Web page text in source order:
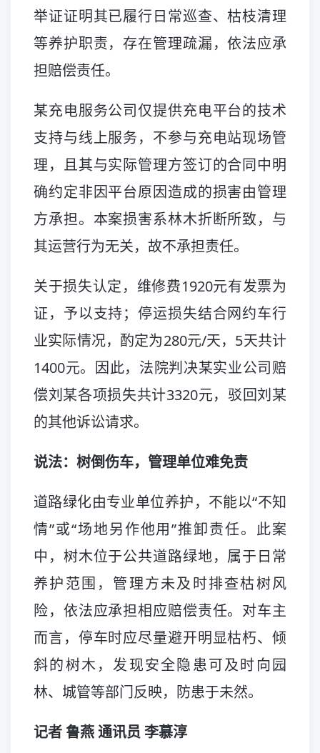
举证证明其已履行日常巡查、枯枝清理
等养护职责，存在管理疏漏，依法应承
担赔偿责任。
某充电服务公司仅提供充电平台的技术
支持与线上服务，不参与充电站现场管
理，且其与实际管理方签订的合同中明
确约定非因平台原因造成的损害由管理
方承担。本案损害系林木折断所致，与
其运营行为无关，故不承担责任。
关于损失认定，维修费1920元有发票为
证，予以支持；停运损失结合网约车行
业实际情况，酌定为280元/天，5天共计
1400元。因此，法院判决某实业公司赔
偿刘某各项损失共计3320元，驳回刘某
的其他诉讼请求。
说法：树倒伤车，管理单位难免责
道路绿化由专业单位养护，不能以“不知
情”或“场地另作他用”推卸责任。此案
中，树木位于公共道路绿地，属于日常
养护范围，管理方未及时排查枯树风
险，依法应承担相应赔偿责任。对车主
而言，停车时应尽量避开明显枯朽、倾
斜的树木，发现安全隐患可及时向园
林、城管等部门反映，防患于未然。
记者 鲁燕 通讯员 李慕淳